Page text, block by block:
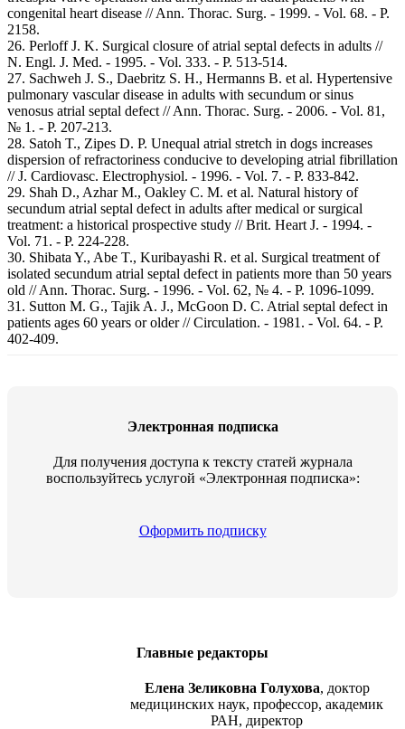
congenital heart disease // Ann. Thorac. Surg. - 1999. - Vol. 68. - P.
2158.
26. Perloff J. K. Surgical closure of atrial septal defects in adults //
N. Engl. J. Med. - 1995. - Vol. 333. - P. 513-514.
27. Sachweh J. S., Daebritz S. H., Hermanns B. et al. Hypertensive
pulmonary vascular disease in adults with secundum or sinus
venosus atrial septal defect // Ann. Thorac. Surg. - 2006. - Vol. 81,
№ 1. - P. 207-213.
28. Satoh T., Zipes D. P. Unequal atrial stretch in dogs increases
dispersion of refractoriness conducive to developing atrial fibrillation
// J. Cardiovasc. Electrophysiol. - 1996. - Vol. 7. - P. 833-842.
29. Shah D., Azhar M., Oakley C. M. et al. Natural history of
secundum atrial septal defect in adults after medical or surgical
treatment: a historical prospective study // Brit. Heart J. - 1994. -
Vol. 71. - P. 224-228.
30. Shibata Y., Abe T., Kuribayashi R. et al. Surgical treatment of
isolated secundum atrial septal defect in patients more than 50 years
old // Ann. Thorac. Surg. - 1996. - Vol. 62, № 4. - P. 1096-1099.
31. Sutton M. G., Tajik A. J., McGoon D. C. Atrial septal defect in
patients ages 60 years or older // Circulation. - 1981. - Vol. 64. - P.
402-409.
Электронная подписка
Для получения доступа к тексту статей журнала
воспользуйтесь услугой «Электронная подписка»:
Оформить подписку
Главные редакторы
Елена Зеликовна Голухова, доктор
медицинских наук, профессор, академик
РАН, директор